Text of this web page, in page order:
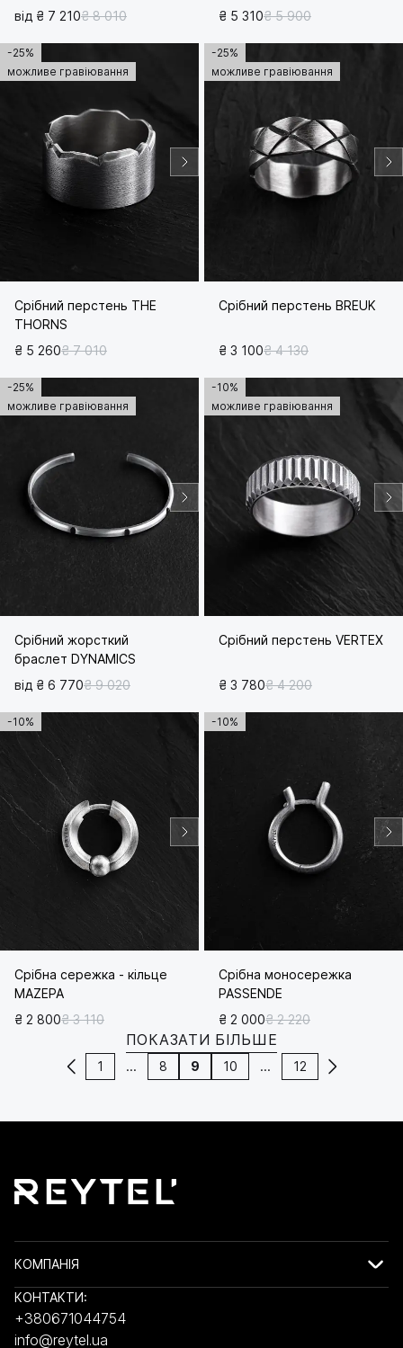
від ₴ 7 210₴ 8 010 ₴ 5 310₴ 5 900
-25%
можливе гравіювання
Срібний перстень THE
THORNS
₴ 5 260₴ 7 010
-25%
можливе гравіювання
Срібний перстень BREUK
₴ 3 100₴ 4 130
-25%
можливе гравіювання
Срібний жорсткий
браслет DYNAMICS
від ₴ 6 770₴ 9 020
-10%
можливе гравіювання
Срібний перстень VERTEX
₴ 3 780₴ 4 200
-10%
Срібна сережка - кільце
MAZEPA
₴ 2 800₴ 3 110
-10%
Срібна моносережка
PASSENDE
₴ 2 000₴ 2 220
ПОКАЗАТИ БІЛЬШЕ
1 ... 8 9 10 ... 12
КОМПАНІЯ
КОНТАКТИ:
+380671044754
info@reytel.ua